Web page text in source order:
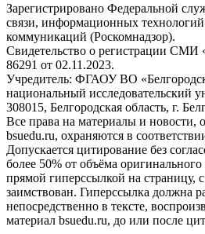
Зарегистрировано Федеральной
связи, информационных
коммуникаций (Роскомнадзор).
Свидетельство о регистрации
86291 от 02.11.2023.
Учредитель: ФГАОУ ВО
национальный исследовательский
308015, Белгородская область, г.
Все права на материалы и новости,
bsuedu.ru, охраняются в
Допускается цитирование без
более 50% от объёма оригинального
прямой гиперссылкой на страницу,
заимствован. Гиперссылка должна
непосредственно в тексте,
материал bsuedu.ru, до или после